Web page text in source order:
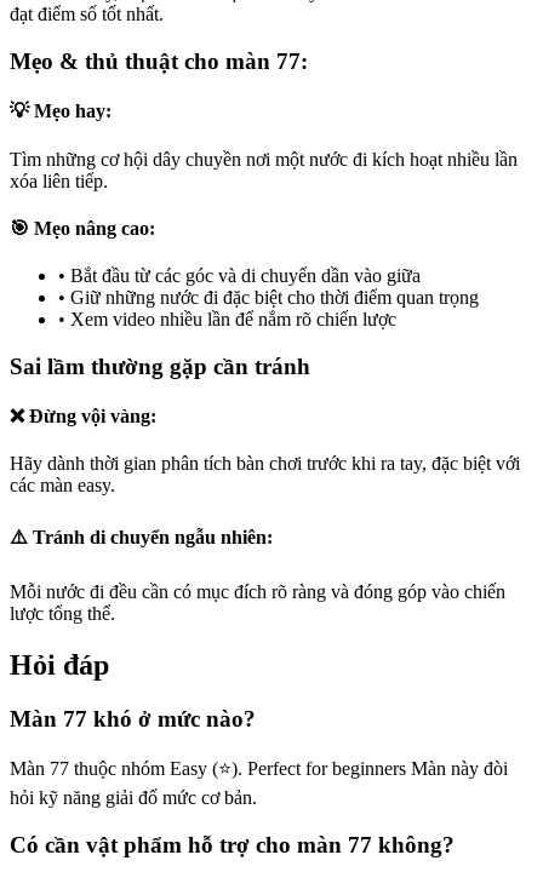
đạt điểm số tốt nhất.
Mẹo & thủ thuật cho màn 77:
💡 Mẹo hay:
Tìm những cơ hội dây chuyền nơi một nước đi kích hoạt nhiều lần
xóa liên tiếp.
🎯 Mẹo nâng cao:
• Bắt đầu từ các góc và di chuyển dần vào giữa
• Giữ những nước đi đặc biệt cho thời điểm quan trọng
• Xem video nhiều lần để nắm rõ chiến lược
Sai lầm thường gặp cần tránh
❌ Đừng vội vàng:
Hãy dành thời gian phân tích bàn chơi trước khi ra tay, đặc biệt với
các màn easy.
⚠️ Tránh di chuyển ngẫu nhiên:
Mỗi nước đi đều cần có mục đích rõ ràng và đóng góp vào chiến
lược tổng thể.
Hỏi đáp
Màn 77 khó ở mức nào?
Màn 77 thuộc nhóm Easy (⭐). Perfect for beginners Màn này đòi
hỏi kỹ năng giải đố mức cơ bản.
Có cần vật phẩm hỗ trợ cho màn 77 không?